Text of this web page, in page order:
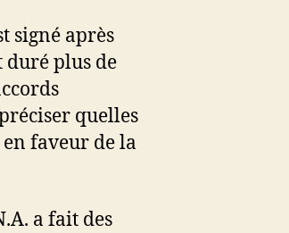
signé après
duré plus de
quelles
faveur de la
a fait des